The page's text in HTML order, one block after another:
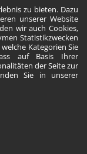
zu bieten. Dazu
unserer Website
wir auch Cookies,
Statistikzwecken
Kategorien Sie
auf Basis Ihrer
der Seite zur
Sie in unserer